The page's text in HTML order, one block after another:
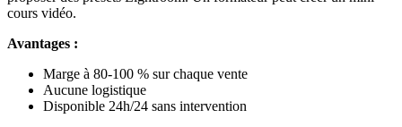
cours vidéo.
Avantages :
Marge à 80-100 % sur chaque vente
Aucune logistique
Disponible 24h/24 sans intervention